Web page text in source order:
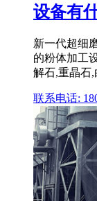
设备有
新一代超细
的粉体加工
解石,重晶石
联系电话: